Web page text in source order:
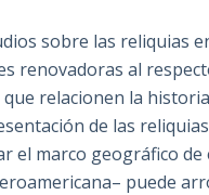
sobre las reliquias
renovadoras al
relacionen la
de las
el marco geográfico
puede